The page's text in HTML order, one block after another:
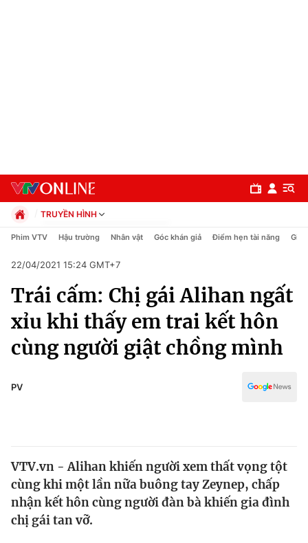
Chuyên mục
Chính trị
Xã hội
Pháp luật
Thế giới
Tin tức
Thế giới đó đây
Kinh tế
TRUYỀN HÌNH
Chính trị
Pháp luật
Kinh tế
Thể thao
Truyền hình
Văn hóa - Giải trí
Y tế
Phim VTV Hậu trường Nhân vật Góc khán giả Điểm hẹn tài năng Giải
22/04/2021 15:24 GMT+7
Trái cấm: Chị gái Alihan ngất
xỉu khi thấy em trai kết hôn
cùng người giật chồng mình
PV
VTV.vn - Alihan khiến người xem thất vọng tột
cùng khi một lần nữa buông tay Zeynep, chấp
nhận kết hôn cùng người đàn bà khiến gia đình
chị gái tan vỡ.